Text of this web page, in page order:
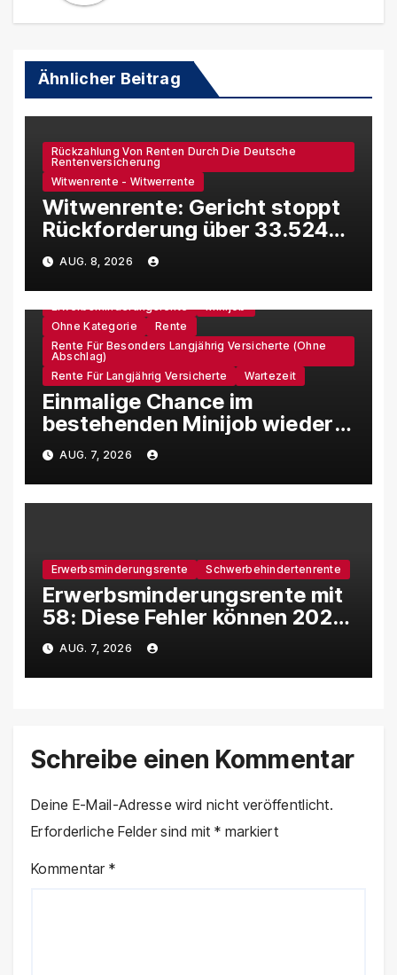
Ähnlicher Beitrag
Rückzahlung Von Renten Durch Die Deutsche
Rentenversicherung
Witwenrente - Witwerrente
Witwenrente: Gericht stoppt
Rückforderung über 33.524
Euro
AUG. 8, 2026
Ohne Kategorie
Rente
Rente Für Besonders Langjährig Versicherte (ohne
Abschlag)
Rente Für Langjährig Versicherte
Wartezeit
Einmalige Chance im
bestehenden Minijob wieder
in die Versicherungspflicht zu
kommen
AUG. 7, 2026
Erwerbsminderungsrente Schwerbehindertenrente
Erwerbsminderungsrente mit
58: Diese Fehler können 2026
richtig teuer werden
AUG. 7, 2026
Schreibe einen Kommentar
Deine E-Mail-Adresse wird nicht veröffentlicht.
Erforderliche Felder sind mit* markiert
Kommentar*